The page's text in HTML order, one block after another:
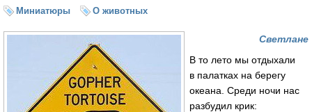
Миниатюры О животных
Светлане
В то лето мы отдыхали
в палатках на берегу
океана. Среди ночи нас
разбудил крик: